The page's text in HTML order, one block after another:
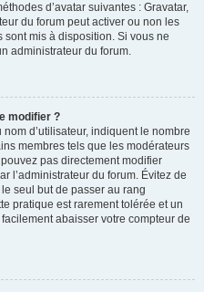
d’avatar suivantes : Gravatar,
du forum peut activer ou non les
mis à disposition. Si vous ne
administrateur du forum.
modifier ?
d’utilisateur, indiquent le nombre
membres tels que les modérateurs
pas directement modifier
l’administrateur du forum. Évitez de
seul but de passer au rang
pratique est rarement tolérée et un
abaisser votre compteur de